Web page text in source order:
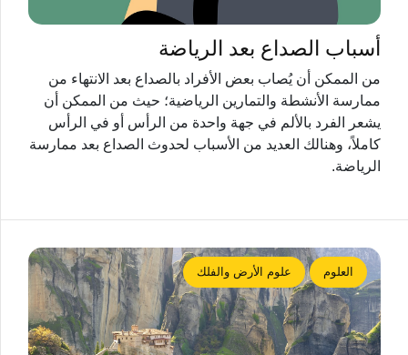
أسباب الصداع بعد الرياضة
من الممكن أن يُصاب بعض الأفراد بالصداع بعد الانتهاء من
ممارسة الأنشطة والتمارين الرياضية؛ حيث من الممكن أن
يشعر الفرد بالألم في جهة واحدة من الرأس أو في الرأس
كاملاً، وهنالك العديد من الأسباب لحدوث الصداع بعد ممارسة
الرياضة.
العلوم علوم الأرض والفلك